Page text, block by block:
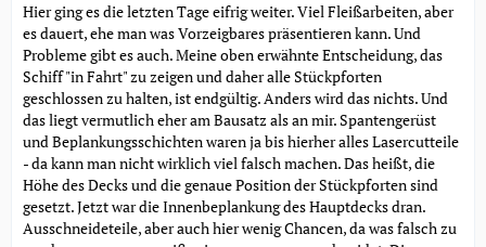
Hier ging es die letzten Tage eifrig weiter. Viel Fleißarbeiten, aber
es dauert, ehe man was Vorzeigbares präsentieren kann. Und
Probleme gibt es auch. Meine oben erwähnte Entscheidung, das
Schiff "in Fahrt" zu zeigen und daher alle Stückpforten
geschlossen zu halten, ist endgültig. Anders wird das nichts. Und
das liegt vermutlich eher am Bausatz als an mir. Spantengerüst
und Beplankungsschichten waren ja bis hierher alles Lasercutteile
- da kann man nicht wirklich viel falsch machen. Das heißt, die
Höhe des Decks und die genaue Position der Stückpforten sind
gesetzt. Jetzt war die Innenbeplankung des Hauptdecks dran.
Ausschneideteile, aber auch hier wenig Chancen, da was falsch zu